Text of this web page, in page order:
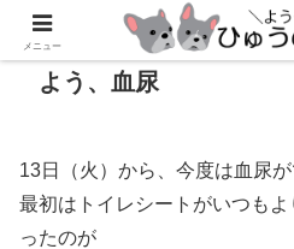
よう、血尿
13日（火）から、今度は血尿が
最初はトイレシートがいつも
ったのが
メニュー